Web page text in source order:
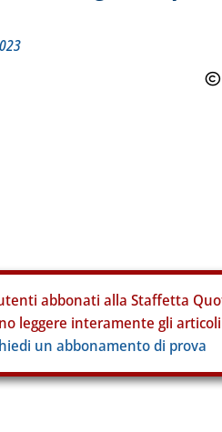
abbonati alla Staffetta
leggere interamente gli
un abbonamento di prova